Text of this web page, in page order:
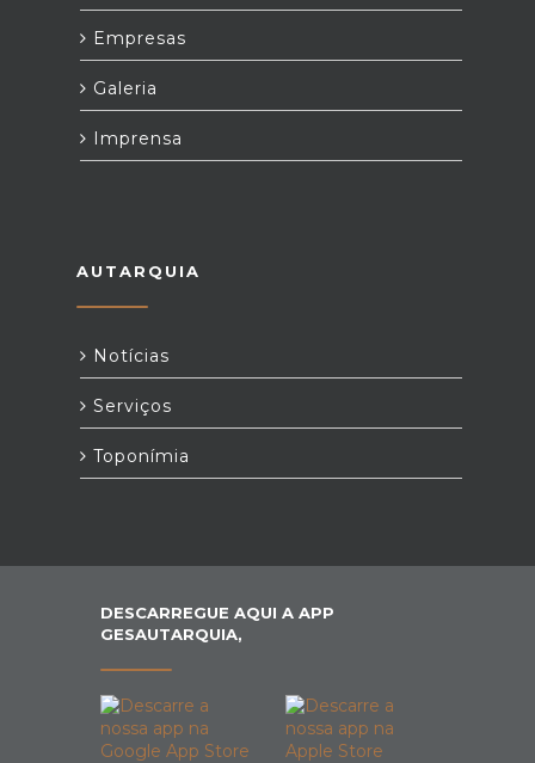
Empresas
Galeria
Imprensa
AUTARQUIA
Notícias
Serviços
Toponímia
DESCARREGUE AQUI A APP
GESAUTARQUIA,